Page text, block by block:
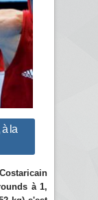
la
à 1,